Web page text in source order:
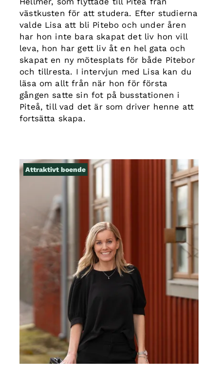
västkusten för att studera. Efter studierna
valde Lisa att bli Pitebo och under åren
har hon inte bara skapat det liv hon vill
leva, hon har gett liv åt en hel gata och
skapat en ny mötesplats för både Pitebor
och tillresta. I intervjun med Lisa kan du
läsa om allt från när hon för första
gången satte sin fot på busstationen i
Piteå, till vad det är som driver henne att
fortsätta skapa.
Attraktivt boende